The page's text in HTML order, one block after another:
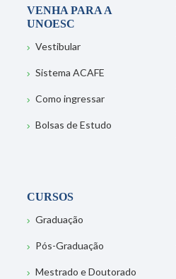
VENHA PARA A
UNOESC
Vestibular
Sistema ACAFE
Como ingressar
Bolsas de Estudo
CURSOS
Graduação
Pós-Graduação
Mestrado e Doutorado